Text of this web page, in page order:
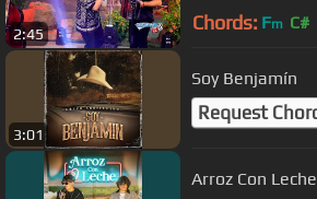
2:45 Chords: Fm C#
3:01
Soy Benjamín
Request
Arroz Con Leche